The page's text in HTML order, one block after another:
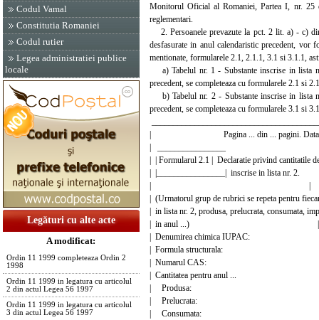
Codul Vamal
Constitutia Romaniei
Codul rutier
Legea administratiei publice
locale
Legături cu alte acte
A modificat:
Ordin 11 1999 completeaza Ordin 2
1998
Ordin 11 1999 in legatura cu articolul
2 din actul Legea 56 1997
Ordin 11 1999 in legatura cu articolul
3 din actul Legea 56 1997
Monitorul Oficial al Romaniei, Partea I, nr. 25
reglementari.
2. Persoanele prevazute la pct. 2 lit. a) - c)
desfasurate in anul calendaristic precedent,
mentionate, formularele 2.1, 2.1.1, 3.1 si 3.1.1,
a) Tabelul nr. 1 - Substante inscrise in lista
precedent, se completeaza cu formularele 2.1 si
b) Tabelul nr. 2 - Substante inscrise in lista
precedent, se completeaza cu formularele 3.1 si
| Pagina ... din ... pagini. Data
|
| | Formularul 2.1 | Declaratie privind
| |________________| inscrise in
| |
| (Urmatorul grup de rubrici se repeta pentru
| in lista nr. 2, produsa, prelucrata, consumata,
| in anul ...) |
| Denumirea chimica
| Formula
| Numarul
| Cantitatea pentru anul
| Produsa:
| Prelucrata:
| Consumata: